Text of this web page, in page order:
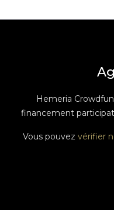
Hemeria
financement
Vous pouvez vérifier